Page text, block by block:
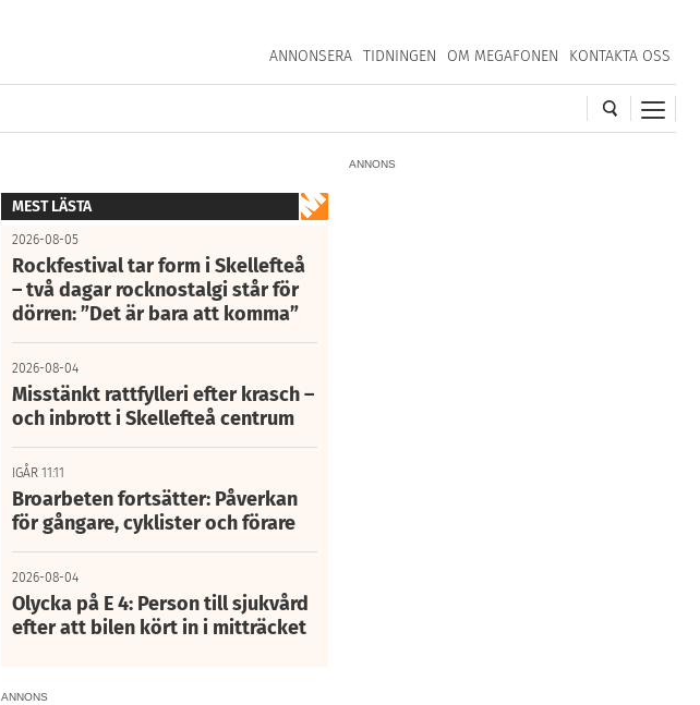
ANNONSERA TIDNINGEN OM MEGAFONEN KONTAKTA OSS
ANNONS
MEST LÄSTA
2026-08-05
Rockfestival tar form i Skellefteå
– två dagar rocknostalgi står för
dörren: ”Det är bara att komma”
2026-08-04
Misstänkt rattfylleri efter krasch –
och inbrott i Skellefteå centrum
IGÅR 11:11
Broarbeten fortsätter: Påverkan
för gångare, cyklister och förare
2026-08-04
Olycka på E 4: Person till sjukvård
efter att bilen kört in i mitträcket
ANNONS